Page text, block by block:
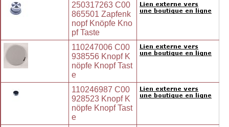
250317263 C00
865501 Zapfenk
nopf Knöpfe Kno
pf Taste
110247006 C00
938556 Knopf K
nöpfe Knopf Tast
e
110246987 C00
928523 Knopf K
nöpfe Knopf Tast
e